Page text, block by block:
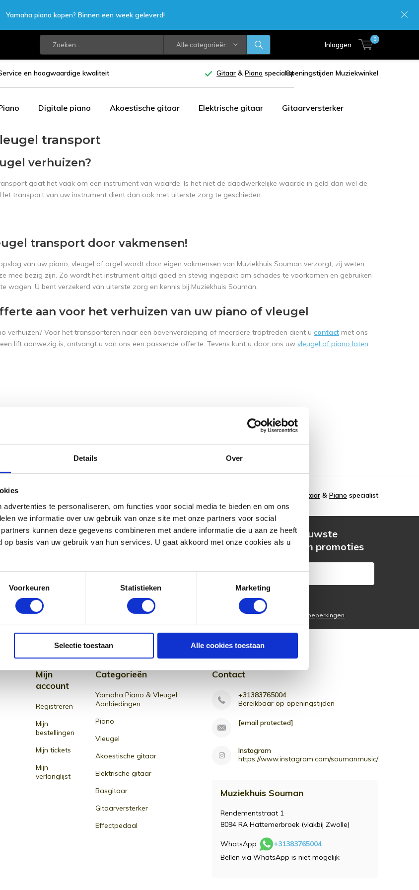
Details Over
te personaliseren, om functies voor social media te bieden en om ons
we informatie over uw gebruik van onze site met onze partners voor social
kunnen deze gegevens combineren met andere informatie die u aan ze heeft
op basis van uw gebruik van hun services. U gaat akkoord met onze cookies als u
Voorkeuren Statistieken Marketing
Selectie toestaan Alle cookies toestaan
Alle categorieën Inloggen
0
Yamaha piano kopen? Binnen een week geleverd!
en hoogwaardige kwaliteit Gitaar & Piano specialistOpeningstijden Muziekwinkel
Digitale piano Akoestische gitaar Elektrische gitaar Gitaarversterker
transport
verhuizen?
gaat het vaak om een instrument van waarde. Is het niet de daadwerkelijke waarde in geld dan wel de
transport van uw instrument dient dan ook met uiterste zorg te geschieden.
transport door vakmensen!
van uw piano, vleugel of orgel wordt door eigen vakmensen van Muziekhuis Souman verzorgt, zij weten
mee bezig zijn. Zo wordt het instrument altijd goed en stevig ingepakt om schades te voorkomen en gebruiken
wagen. U bent verzekerd van uiterste zorg en kennis bij Muziekhuis Souman.
aan voor het verhuizen van uw piano of vleugel
verhuizen? Voor het transporteren naar een bovenverdieping of meerdere traptreden dient u contact met ons
lift aanwezig is, ontvangt u van ons een passende offerte. Tevens kunt u door ons uw vleugel of piano laten
Gitaar & Piano specialist
zeker met de tijd mee gegaan!
muziekwinkel van 2000m2 vlakbij Zwolle. Laat
één van de speelklare gitaren.
Volg
ons
Ontvang de nieuwste
aanbiedingen en promoties
Abonneer
* Lees hier de wettelijke beperkingen
Mijn
account
Registreren
Mijn
bestellingen
Mijn tickets
Mijn
verlanglijst
Categorieën
Yamaha Piano & Vleugel
Aanbiedingen
Piano
Vleugel
Akoestische gitaar
Elektrische gitaar
Basgitaar
Gitaarversterker
Effectpedaal
Contact
+31383765004
Bereikbaar op openingstijden
[email protected]
Instagram
https://www.instagram.com/soumanmusic/
Muziekhuis Souman
Rendementstraat 1
8094 RA Hattemerbroek (vlakbij Zwolle)
WhatsApp
+31383765004
Bellen via WhatsApp is niet mogelijk